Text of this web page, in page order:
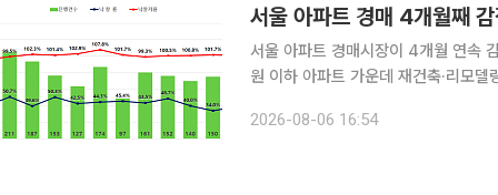
서울 아파트 경매 4개월째
서울 아파트 경매시장이 4개월 연속
원 이하 아파트 가운데 재건축·리모
수준을 기록했다. 6일 경·
2026-08-06 16:54